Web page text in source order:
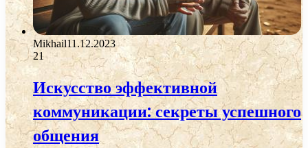
Mikhail11.12.2023
21
Искусство эффективной
коммуникации: секреты успешного
общения